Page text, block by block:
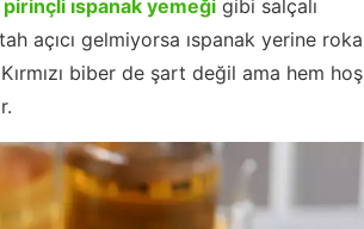
pirinçli ıspanak yemeği gibi salçalı
açıcı gelmiyorsa ıspanak yerine roka
biber de şart değil ama hem hoş